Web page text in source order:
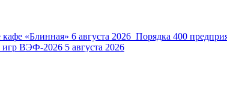
кафе «Блинная» 6 августа 2026 Порядка 400
игр ВЭФ-2026 5 августа 2026